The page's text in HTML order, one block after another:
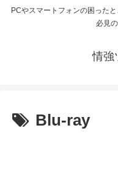
PCやスマートフォンの困った
必見
情強
Blu-ray